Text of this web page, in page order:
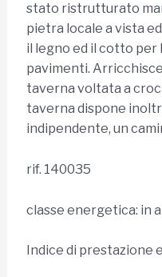
stato ristrutturato
pietra locale a vista
il legno ed il cotto
pavimenti.
taverna voltata a
taverna dispone
indipendente, un
rif. 140035
classe energetica: in
Indice di prestazione